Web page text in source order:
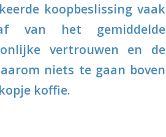
koopbeslissing vaak
van het gemiddelde
vertrouwen en de
niets te gaan boven
koffie.